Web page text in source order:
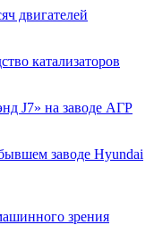
двигателей
катализаторов
J7» на заводе АГР
заводе Hyundai
зрения